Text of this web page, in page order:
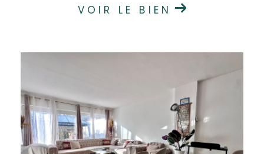
VOIR LE BIEN